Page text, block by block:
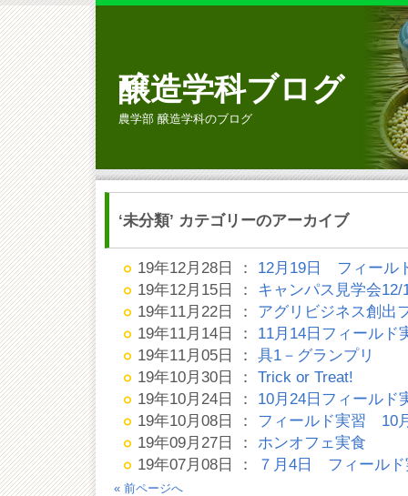
醸造学科ブログ
農学部 醸造学科のブログ
‘未分類’ カテゴリーのアーカイブ
19年12月28日 ： 12月19日 フィール
19年12月15日 ： キャンパス見学会12/
19年11月22日 ： アグリビジネス創出
19年11月14日 ： 11月14日フィールド
19年11月05日 ： 具1－グランプリ
19年10月30日 ： Trick or Treat!
19年10月24日 ： 10月24日フィールド
19年10月08日 ： フィールド実習 10
19年09月27日 ： ホンオフェ実食
19年07月08日 ：
７月4日 フィールド
« 前ページへ